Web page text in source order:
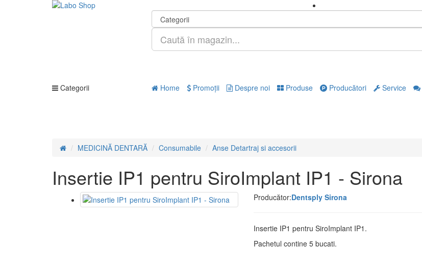
Categorii Home Promoţii Despre noi Produse Producători Service
MEDICINĂ DENTARĂ Consumabile Anse Detartraj si accesorii
Insertie IP1 pentru SiroImplant IP1 - Sirona
Producător:Dentsply Sirona
Insertie IP1 pentru SiroImplant IP1.
Pachetul contine 5 bucati.